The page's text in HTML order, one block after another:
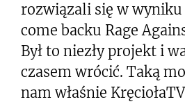
rozwiązali się w wyniku
come backu Rage
Był to niezły projekt i
czasem wrócić. Taką
nam właśnie